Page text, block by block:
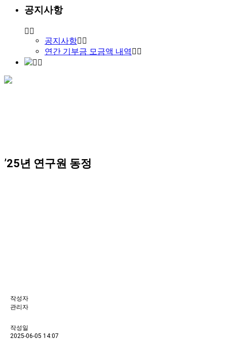
공지사항
공지사항
연간 기부금 모금액 내역
’25년 연구원 동정
작성자
관리자
작성일
2025-06-05 14:07